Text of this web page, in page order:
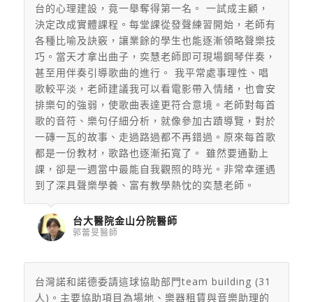
台的心理建設，竟一舉奪得第一名。 一試成主顧，
決定改成實體課程。每堂課從發聲練習開始，老師有
各種比喻及訣竅，讓業餘的學生也能逐漸領略聲樂技
巧。當天才拿出曲子，奕慧老師即可現場鋼琴伴奏，
甚至用伴奏引導歌曲的進行。 我平常處事理性、唱
歌較平淡，老師建議我可以看電影帶入情緒，也會安
排樂句的強弱，使歌曲表達更符合意境。老師對每首
歌的音符、樂句仔細分析，就像參加古蹟導覽，對於
一磚一瓦的故事、走過路過都不再錯過。原來每首歌
都是一份教材，歌路也逐漸拓寬了。 雖然要通勤上
課，卻是一週當中最能自我觀照的時光。非常幸運遇
到了深具聲樂學養、富有教學熱忱的奕慧老師。
台大醫院金山分院醫師
郭蕾旻醫師
台灣諾和諾德委請這球協助部門team building (31
人)。主要協助項目為場地、樂器租賃與音樂助理的